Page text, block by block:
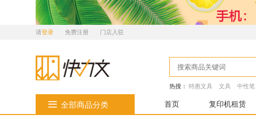
请登录 免费注册 门店入驻
热搜： 特惠文具 文具 中性笔
全部商品分类 首页 复印机租赁